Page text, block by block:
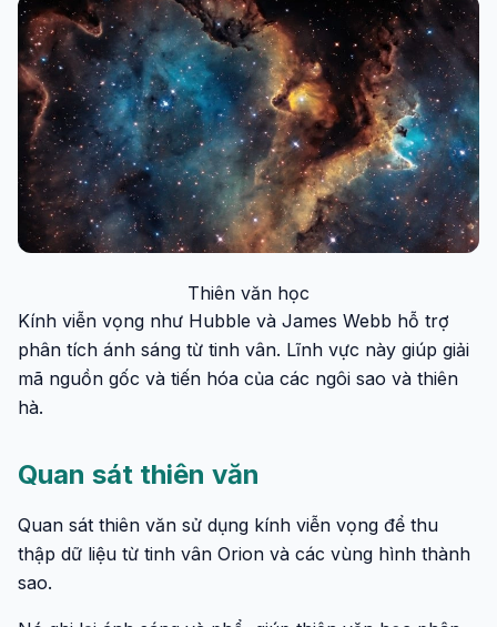
Thiên văn học
Kính viễn vọng như Hubble và James Webb hỗ trợ
phân tích ánh sáng từ tinh vân. Lĩnh vực này giúp giải
mã nguồn gốc và tiến hóa của các ngôi sao và thiên
hà.
Quan sát thiên văn
Quan sát thiên văn sử dụng kính viễn vọng để thu
thập dữ liệu từ tinh vân Orion và các vùng hình thành
sao.